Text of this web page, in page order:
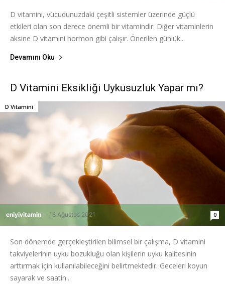
D vitamini, vücudunuzdaki çeşitli sistemler üzerinde güçlü
etkileri olan son derece önemli bir vitamindir. Diğer vitaminlerin
aksine D vitamini hormon gibi çalışır. Önerilen günlük...
Devamını Oku
D Vitamini Eksikliği Uykusuzluk Yapar mı?
eniyivitamin - 18 Ağustos 2021 0
D Vitamini
Son dönemde gerçekleştirilen bilimsel bir çalışma, D vitamini
takviyelerinin uyku bozukluğu olan kişilerin uyku kalitesinin
arttırmak için kullanılabileceğini belirtmektedir. Geceleri koyun
sayarak ve saatin...